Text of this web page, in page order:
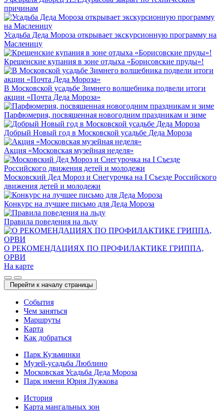
причинам
Усадьба Деда Мороза открывает экскурсионную программу на
Масленицу
Крещенские купания в зоне отдыха «Борисовские пруды»!
В Московской усадьбе Зимнего волшебника подвели итоги
акции «Почта Деда Мороза»
Парфюмерия, посвященная новогодним праздникам и зиме
Добрый Новый год в Московской усадьбе Деда Мороза
Акция «Московская музейная неделя»
Московский Дед Мороз и Снегурочка на I Съезде Российского
движения детей и молодежи
Конкурс на лучшее письмо для Деда Мороза
Правила поведения на льду
О РЕКОМЕНДАЦИЯХ ПО ПРОФИЛАКТИКЕ ГРИППА,
ОРВИ
На карте
Перейти к началу страницы
Cобытия
Чем заняться
Маршруты
Карта
Как добраться
Парк Кузьминки
Музей-усадьба Люблино
Московская Усадьба Деда Мороза
Парк имени Юрия Лужкова
История
Карта мангальных зон